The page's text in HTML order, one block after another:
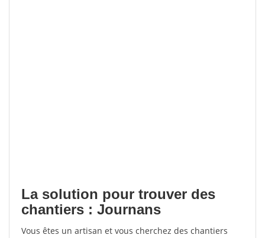
La solution pour trouver des
chantiers : Journans
Vous êtes un artisan et vous cherchez des chantiers